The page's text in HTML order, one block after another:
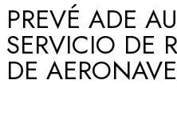
Aerolíneas
PREVÉ ADE
SERVICIO DE
DE